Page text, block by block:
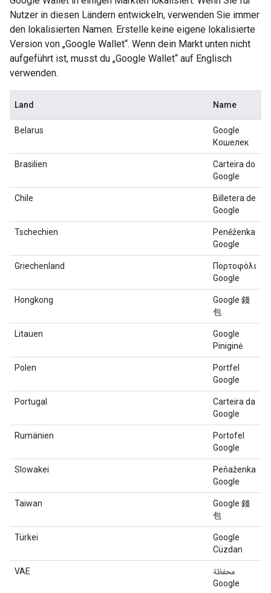
Nutzer in diesen Ländern entwickeln, verwenden Sie immer
den lokalisierten Namen. Erstelle keine eigene lokalisierte
Version von „Google Wallet“. Wenn dein Markt unten nicht
aufgeführt ist, musst du „Google Wallet“ auf Englisch
verwenden.
Land Name
Belarus
Google
Кошелек
Brasilien
Carteira do
Google
Chile
Billetera de
Google
Tschechien
Peněženka
Google
Griechenland
Πορτοφόλι
Google
Hongkong
Google 錢
包
Litauen
Google
Piniginė
Polen
Portfel
Google
Portugal
Carteira da
Google
Rumänien
Portofel
Google
Slowakei
Peňaženka
Google
Taiwan
Google 錢
包
Türkei
Google
Cüzdan
VAE
محفظة
Google